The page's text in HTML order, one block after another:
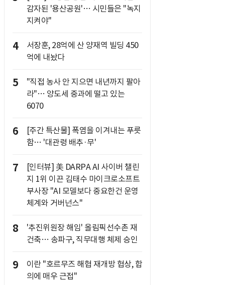
감자된 '용산공원'… 시민들은 "녹지
지켜야"
4
서장훈, 28억에 산 양재역 빌딩 450
억에 내놨다
5
"직접 농사 안 지으면 내년까지 팔아
라"… 양도세 중과에 떨고 있는
6070
6
[주간 특산물] 폭염을 이겨내는 푸릇
함… '대관령 배추·무'
7
[인터뷰] 美 DARPA AI 사이버 챌린
지 1위 이끈 김태수 마이크로소프트
부사장 "AI 모델보다 중요한건 운영
체계와 거버넌스"
8
'추진위원장 해임' 올림픽선수촌 재
건축… 송파구, 직무대행 체제 승인
9
이란 "호르무즈 해협 재개방 협상, 합
의에 매우 근접"